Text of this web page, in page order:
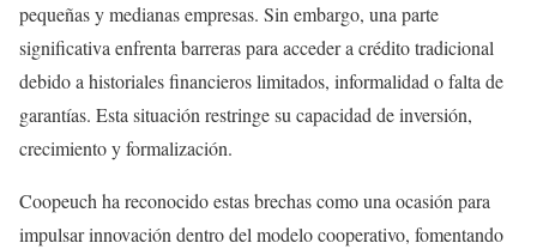
pequeñas y medianas empresas. Sin embargo, una parte
significativa enfrenta barreras para acceder a crédito tradicional
debido a historiales financieros limitados, informalidad o falta de
garantías. Esta situación restringe su capacidad de inversión,
crecimiento y formalización.
Coopeuch ha reconocido estas brechas como una ocasión para
impulsar innovación dentro del modelo cooperativo, fomentando